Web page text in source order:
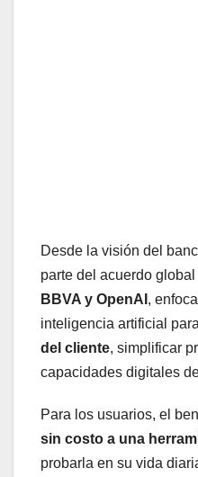
Desde la visión del
parte del acuerdo
BBVA y OpenAI ,
inteligencia artificial para
del cliente, simplificar
capacidades digitales
Para los usuarios, el
sin costo a una
probarla en su vida